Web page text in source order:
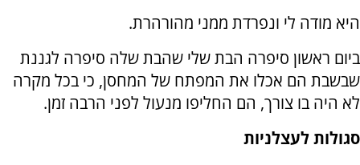
היא מודה לי ונפרדת ממני מהורהרת.
ביום ראשון סיפרה הבת שלי שהבת שלה סיפרה לגננת
שבשבת הם אכלו את המפתח של המחסן, כי בכל מקרה
לא היה בו צורך, הם החליפו מנעול לפני הרבה זמן.
סגולות לעצלניות